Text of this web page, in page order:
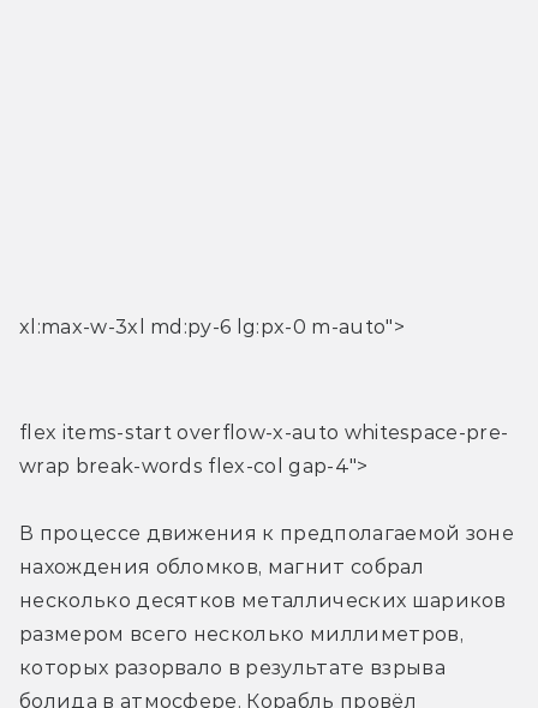
xl:max-w-3xl md:py-6 lg:px-0 m-auto">
flex items-start overflow-x-auto whitespace-pre-
wrap break-words flex-col gap-4">
В процессе движения к предполагаемой зоне
нахождения обломков, магнит собрал
несколько десятков металлических шариков
размером всего несколько миллиметров,
которых разорвало в результате взрыва
болида в атмосфере. Корабль провёл